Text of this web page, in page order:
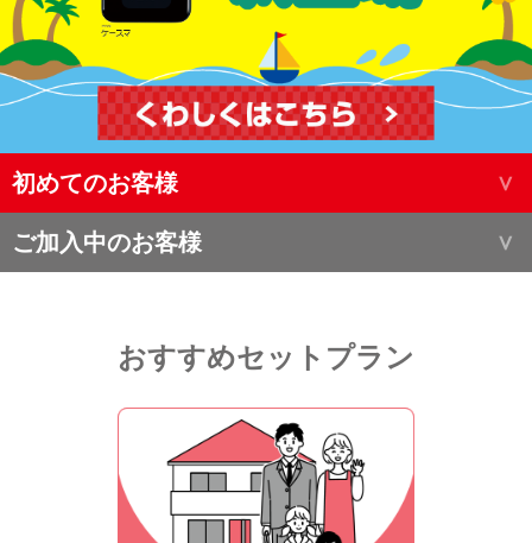
初めてのお客様
ご加入中のお客様
おすすめセットプラン